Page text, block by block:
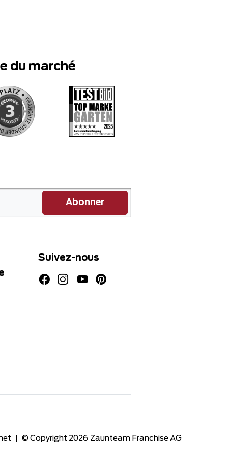
du marché
Abonner
Suivez-nous
© Copyright 2026 Zaunteam Franchise AG